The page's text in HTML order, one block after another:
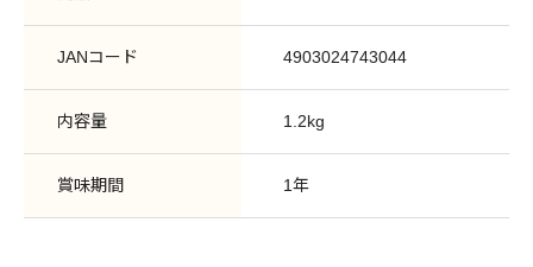
JANコード 4903024743044
内容量 1.2kg
賞味期間 1年